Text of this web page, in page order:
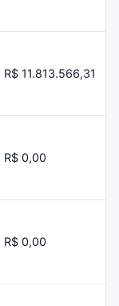
R$ 11.813.566,31
R$ 0,00
R$ 0,00